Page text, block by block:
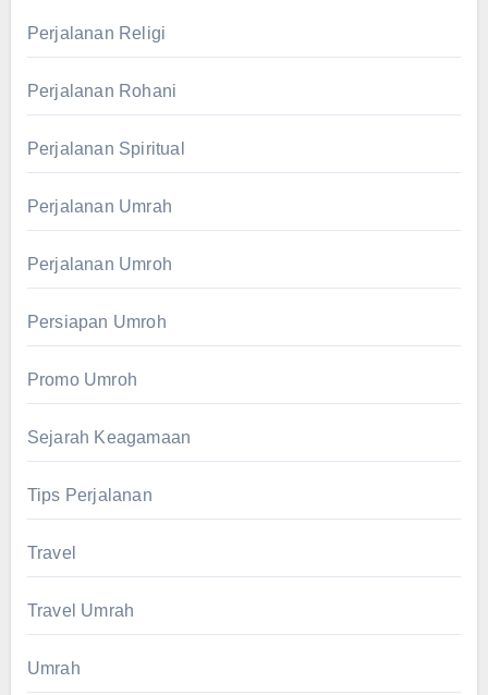
Perjalanan Religi
Perjalanan Rohani
Perjalanan Spiritual
Perjalanan Umrah
Perjalanan Umroh
Persiapan Umroh
Promo Umroh
Sejarah Keagamaan
Tips Perjalanan
Travel
Travel Umrah
Umrah